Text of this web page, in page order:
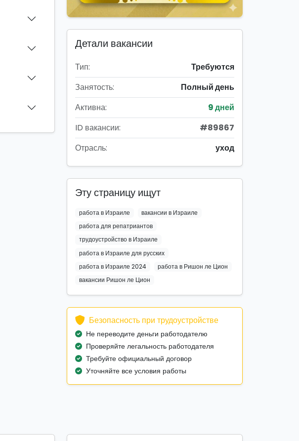
Детали вакансии
Тип:
Требуются
Занятость:
Полный день
Активна:
9 дней
ID вакансии:
#89867
Отрасль:
уход
Эту страницу ищут
работа в Израиле
вакансии в Израиле
работа для репатриантов
трудоустройство в Израиле
работа в Израиле для русских
работа в Израиле 2024
работа в Ришон ле Цион
вакансии Ришон ле Цион
Безопасность при трудоустройстве
Не переводите деньги работодателю
Проверяйте легальность работодателя
Требуйте официальный договор
Уточняйте все условия работы